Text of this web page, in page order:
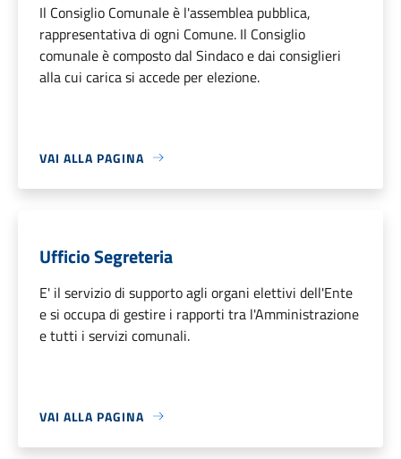
Il Consiglio Comunale è l'assemblea pubblica,
rappresentativa di ogni Comune. Il Consiglio
comunale è composto dal Sindaco e dai consiglieri
alla cui carica si accede per elezione.
VAI ALLA PAGINA
Ufficio Segreteria
E' il servizio di supporto agli organi elettivi dell'Ente
e si occupa di gestire i rapporti tra l'Amministrazione
e tutti i servizi comunali.
VAI ALLA PAGINA